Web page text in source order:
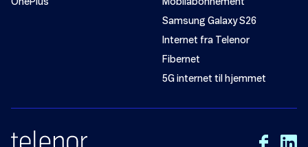
OnePlus
Mobilabonnement
Samsung Galaxy S26
Internet fra Telenor
Fibernet
5G internet til hjemmet